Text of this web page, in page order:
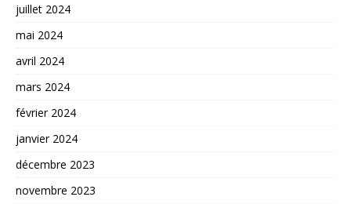
juillet 2024
mai 2024
avril 2024
mars 2024
février 2024
janvier 2024
décembre 2023
novembre 2023